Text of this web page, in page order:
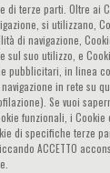
EVENTI /
di terze parti. Oltre ai
si utilizzano,
di navigazione,
sul suo utilizzo, e
pubblicitari, in linea
in rete su
Se vuoi
funzionali, i Cookie
di specifiche terze
ACCETTO